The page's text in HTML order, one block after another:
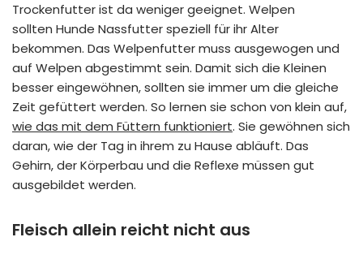
Trockenfutter ist da weniger geeignet. Welpen
sollten Hunde Nassfutter speziell für ihr Alter
bekommen. Das Welpenfuttermuss ausgewogen und
auf Welpen abgestimmt sein. Damit sich die Kleinen
besser eingewöhnen, sollten sie immer um die gleiche
Zeit gefüttert werden. So lernen sie schon von klein auf,
wie das mit dem Füttern funktioniert. Sie gewöhnen sich
daran, wie der Tag in ihrem zu Hause abläuft. Das
Gehirn, der Körperbau und die Reflexe müssen gut
ausgebildet werden.
Fleisch allein reicht nicht aus